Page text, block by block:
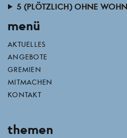
5 (PLÖTZLICH) OHNE
menü
AKTUELLES
ANGEBOTE
GREMIEN
MITMACHEN
KONTAKT
themen